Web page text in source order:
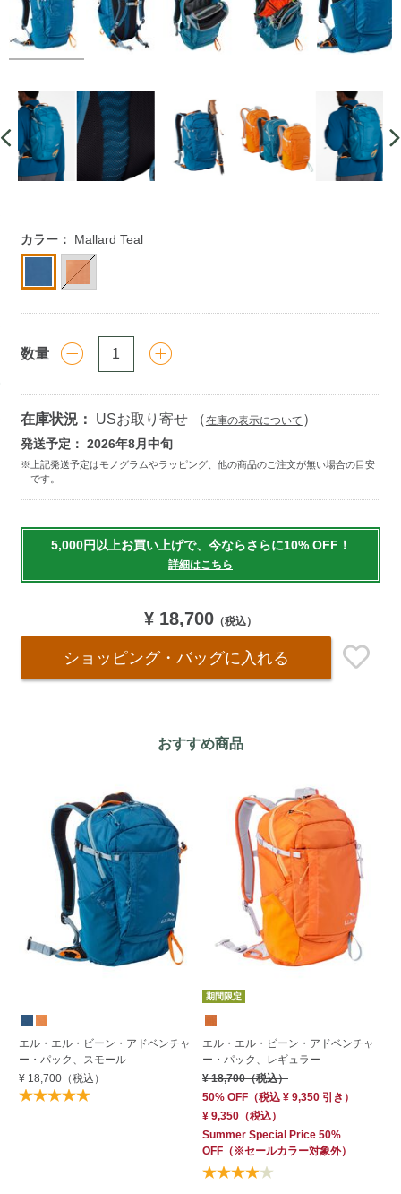
https://www.llbean.co.jp/outdoor/camp-
hiking/backpack/g/1000247051.html
カラー： Mallard Teal
数量
在庫状況： USお取り寄せ （在庫の表示について ）
発送予定： 2026年8月中旬
to
5,000円以上お買い上げで、今ならさらに10% OFF！
詳細はこちら
¥ 18,700 （税込）
ショッピング・バッグに入れる
おすすめ商品
エル・エル・ビーン・アドベンチャ
ー・パック、スモール
¥ 18,700（税込）
期間限定
エル・エル・ビーン・アドベンチャ
ー・パック、レギュラー
¥ 18,700（税込）
50% OFF （税込 ¥ 9,350 引き）
¥ 9,350 （税込）
Summer Special Price 50%
OFF （※セールカラー対象外）